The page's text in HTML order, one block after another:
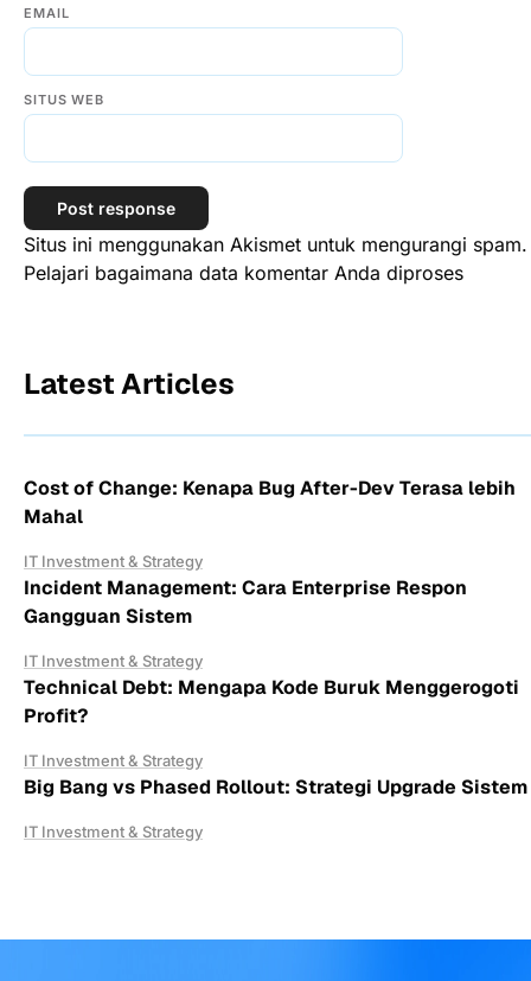
EMAIL
SITUS WEB
Situs ini menggunakan Akismet untuk mengurangi spam.
Pelajari bagaimana data komentar Anda diproses
Latest Articles
Cost of Change: Kenapa Bug After-Dev Terasa lebih
Mahal
IT Investment & Strategy
Incident Management: Cara Enterprise Respon
Gangguan Sistem
IT Investment & Strategy
Technical Debt: Mengapa Kode Buruk Menggerogoti
Profit?
IT Investment & Strategy
Big Bang vs Phased Rollout: Strategi Upgrade Sistem
IT Investment & Strategy